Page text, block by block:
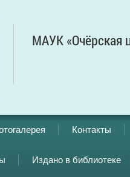
МАУК «Очёрская
Контакты
Издано в библиотеке